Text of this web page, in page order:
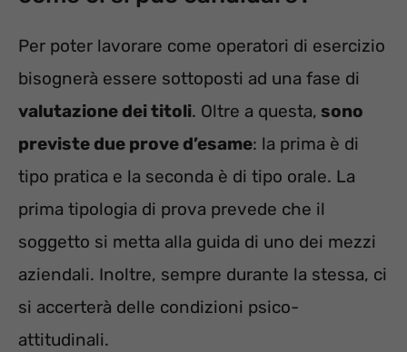
Per poter lavorare come operatori di esercizio
bisognerà essere sottoposti ad una fase di
valutazione dei titoli. Oltre a questa, sono
previste due prove d’esame: la prima è di
tipo pratica e la seconda è di tipo orale. La
prima tipologia di prova prevede che il
soggetto si metta alla guida di uno dei mezzi
aziendali. Inoltre, sempre durante la stessa, ci
si accerterà delle condizioni psico-
attitudinali.